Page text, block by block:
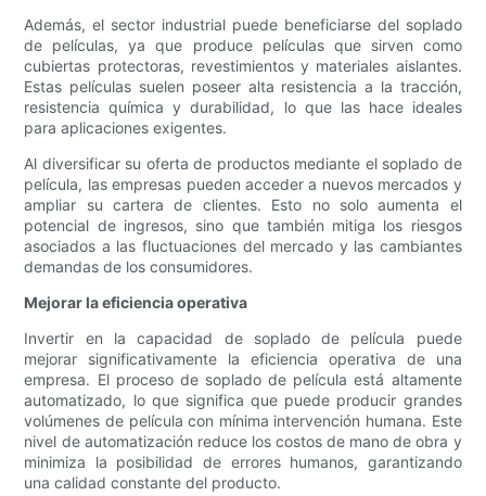
Además, el sector industrial puede beneficiarse del soplado
de películas, ya que produce películas que sirven como
cubiertas protectoras, revestimientos y materiales aislantes.
Estas películas suelen poseer alta resistencia a la tracción,
resistencia química y durabilidad, lo que las hace ideales
para aplicaciones exigentes.
Al diversificar su oferta de productos mediante el soplado de
película, las empresas pueden acceder a nuevos mercados y
ampliar su cartera de clientes. Esto no solo aumenta el
potencial de ingresos, sino que también mitiga los riesgos
asociados a las fluctuaciones del mercado y las cambiantes
demandas de los consumidores.
Mejorar la eficiencia operativa
Invertir en la capacidad de soplado de película puede
mejorar significativamente la eficiencia operativa de una
empresa. El proceso de soplado de película está altamente
automatizado, lo que significa que puede producir grandes
volúmenes de película con mínima intervención humana. Este
nivel de automatización reduce los costos de mano de obra y
minimiza la posibilidad de errores humanos, garantizando
una calidad constante del producto.